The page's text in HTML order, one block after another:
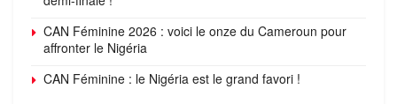
CAN Féminine 2026 : voici le onze du Cameroun pour
affronter le Nigéria
CAN Féminine : le Nigéria est le grand favori !